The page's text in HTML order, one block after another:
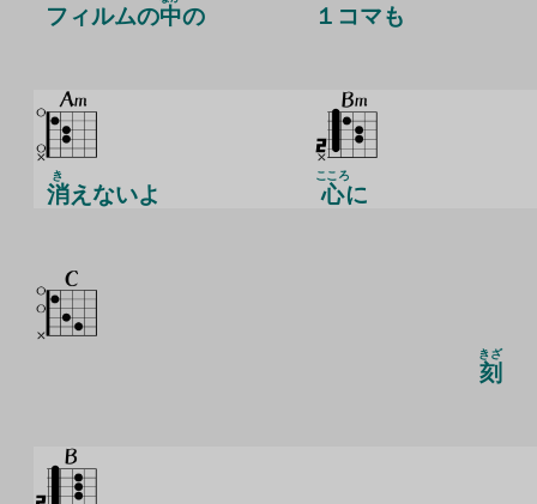
フィルムの中の １コマも
消
き
えないよ 心
こころ
に
刻
きざ